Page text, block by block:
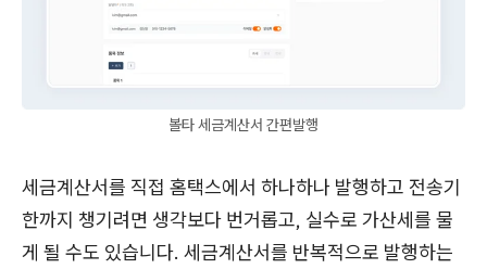
볼타 세금계산서 간편발행
세금계산서를 직접 홈택스에서 하나하나 발행하고 전송기
한까지 챙기려면 생각보다 번거롭고, 실수로 가산세를 물
게 될 수도 있습니다. 세금계산서를 반복적으로 발행하는